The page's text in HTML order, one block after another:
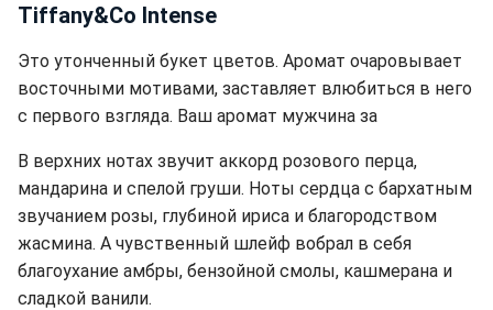
Tiffany&Co Intense
Это утонченный букет цветов. Аромат очаровывает
восточными мотивами, заставляет влюбиться в него
с первого взгляда. Ваш аромат мужчина за
В верхних нотах звучит аккорд розового перца,
мандарина и спелой груши. Ноты сердца с бархатным
звучанием розы, глубиной ириса и благородством
жасмина. А чувственный шлейф вобрал в себя
благоухание амбры, бензойной смолы, кашмерана и
сладкой ванили.